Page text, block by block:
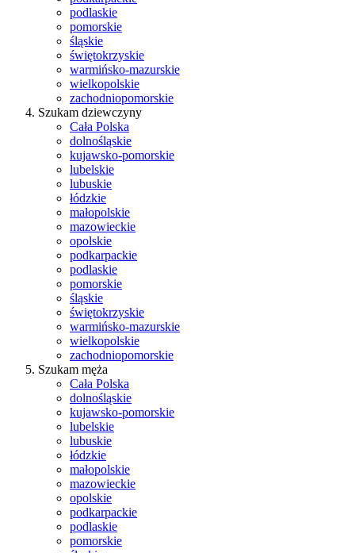
podlaskie
pomorskie
śląskie
świętokrzyskie
warmińsko-mazurskie
wielkopolskie
zachodniopomorskie
Szukam dziewczyny
Cała Polska
dolnośląskie
kujawsko-pomorskie
lubelskie
lubuskie
łódzkie
małopolskie
mazowieckie
opolskie
podkarpackie
podlaskie
pomorskie
śląskie
świętokrzyskie
warmińsko-mazurskie
wielkopolskie
zachodniopomorskie
Szukam męża
Cała Polska
dolnośląskie
kujawsko-pomorskie
lubelskie
lubuskie
łódzkie
małopolskie
mazowieckie
opolskie
podkarpackie
podlaskie
pomorskie